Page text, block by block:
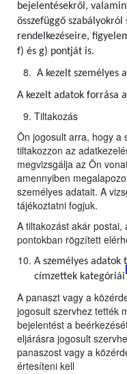
bejelentésekről,
összefüggő szabályokról
rendelkezéseire,
f) és g) pontját is.
A kezelt személyes
A kezelt adatok forrása
Tiltakozás
Ön jogosult arra, hogy a
tiltakozzon az
megvizsgálja az Ön
amennyiben
személyes adatait. A
tájékoztatni fogjuk.
A tiltakozást akár
pontokban rögzített
A személyes
címzettek kategóriái
A panaszt vagy a
jogosult szervhez tették
bejelentést a
eljárásra jogosult
panaszost vagy a
értesíteni kell